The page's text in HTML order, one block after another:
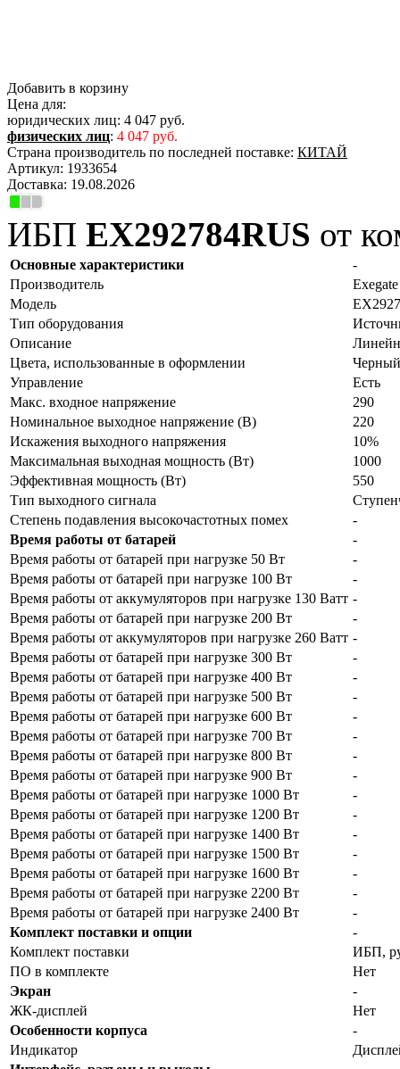
Добавить в корзину
Цена для:
юридических лиц: 4 047 руб.
физических лиц: 4 047 руб.
Страна производитель по последней поставке: КИТАЙ
Артикул: 1933654
Доставка: 19.08.2026
ИБП EX292784RUS от
Основные характеристики
-
Производитель
Exegate
Модель
Тип оборудования
Описание
Цвета, использованные в оформлении
Черный
Управление
Есть
Макс. входное напряжение
290
Номинальное выходное напряжение (В)
220
Искажения выходного напряжения
10%
Максимальная выходная мощность (Вт)
1000
Эффективная мощность (Вт)
550
Тип выходного сигнала
Степень подавления высокочастотных помех
-
Время работы от батарей
-
Время работы от батарей при нагрузке 50 Вт
-
Время работы от батарей при нагрузке 100 Вт
-
Время работы от аккумуляторов при нагрузке 130 Ватт -
Время работы от батарей при нагрузке 200 Вт
-
Время работы от аккумуляторов при нагрузке 260 Ватт -
Время работы от батарей при нагрузке 300 Вт
-
Время работы от батарей при нагрузке 400 Вт
-
Время работы от батарей при нагрузке 500 Вт
-
Время работы от батарей при нагрузке 600 Вт
-
Время работы от батарей при нагрузке 700 Вт
-
Время работы от батарей при нагрузке 800 Вт
-
Время работы от батарей при нагрузке 900 Вт
-
Время работы от батарей при нагрузке 1000 Вт
-
Время работы от батарей при нагрузке 1200 Вт
-
Время работы от батарей при нагрузке 1400 Вт
-
Время работы от батарей при нагрузке 1500 Вт
-
Время работы от батарей при нагрузке 1600 Вт
-
Время работы от батарей при нагрузке 2200 Вт
-
Время работы от батарей при нагрузке 2400 Вт
-
Комплект поставки и опции
-
Комплект поставки
ИБП,
ПО в комплекте
Нет
Экран
-
ЖК-дисплей
Нет
Особенности корпуса
-
Индикатор